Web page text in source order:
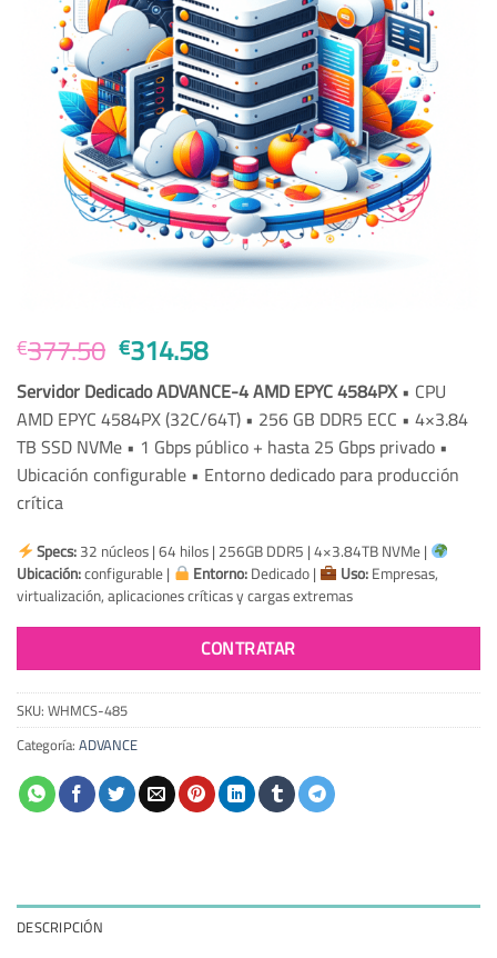
€377.50 El
precio
original
era:
€377.50.
€314.58El
precio
actual
es:
€314.58.
Servidor Dedicado ADVANCE-4 AMD EPYC 4584PX• CPU
AMD EPYC 4584PX (32C/64T) • 256 GB DDR5 ECC • 4×3.84
TB SSD NVMe • 1 Gbps público + hasta 25 Gbps privado •
Ubicación configurable • Entorno dedicado para producción
crítica
Specs:32 núcleos | 64 hilos | 256GB DDR5 | 4×3.84TB NVMe |
Ubicación:configurable | Entorno:Dedicado | Uso:Empresas,
virtualización, aplicaciones críticas y cargas extremas
CONTRATAR
SKU:WHMCS-485
Categoría:ADVANCE
DESCRIPCIÓN